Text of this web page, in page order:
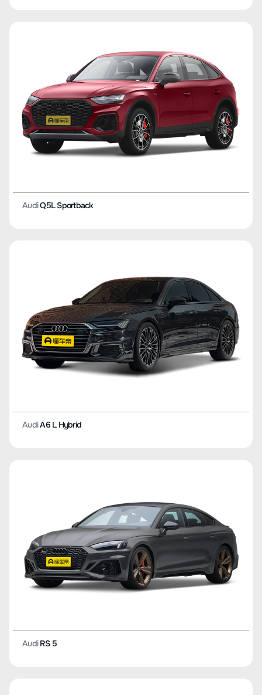
AudiQ5L Sportback
AudiA6 L Hybrid
AudiRS 5